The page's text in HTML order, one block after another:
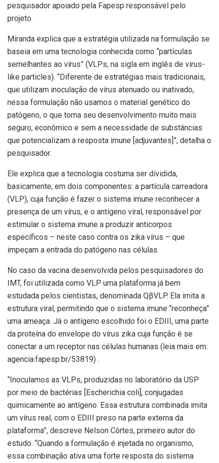
pesquisador apoiado pela Fapesp responsável pelo
projeto.
Miranda explica que a estratégia utilizada na formulação se
baseia em uma tecnologia conhecida como “partículas
semelhantes ao vírus” (VLPs, na sigla em inglês de virus-
like particles). “Diferente de estratégias mais tradicionais,
que utilizam inoculação de vírus atenuado ou inativado,
nessa formulação não usamos o material genético do
patógeno, o que torna seu desenvolvimento muito mais
seguro, econômico e sem a necessidade de substâncias
que potencializam a resposta imune [adjuvantes]”, detalha o
pesquisador.
Ele explica que a tecnologia costuma ser dividida,
basicamente, em dois componentes: a partícula carreadora
(VLP), cuja função é fazer o sistema imune reconhecer a
presença de um vírus, e o antígeno viral, responsável por
estimular o sistema imune a produzir anticorpos
específicos – neste caso contra os zika vírus – que
impeçam a entrada do patógeno nas células.
No caso da vacina desenvolvida pelos pesquisadores do
IMT, foi utilizada como VLP uma plataforma já bem
estudada pelos cientistas, denominada QβVLP. Ela imita a
estrutura viral, permitindo que o sistema imune “reconheça”
uma ameaça. Já o antígeno escolhido foi o EDIII, uma parte
da proteína do envelope do vírus zika cuja função é se
conectar a um receptor nas células humanas (leia mais em:
agencia.fapesp.br/53819) .
“Inoculamos as VLPs, produzidas no laboratório da USP
por meio de bactérias [Escherichia coli], conjugadas
quimicamente ao antígeno. Essa estrutura combinada imita
um vírus real, com o EDIII preso na parte externa da
plataforma”, descreve Nelson Côrtes, primeiro autor do
estudo. “Quando a formulação é injetada no organismo,
essa combinação ativa uma forte resposta do sistema